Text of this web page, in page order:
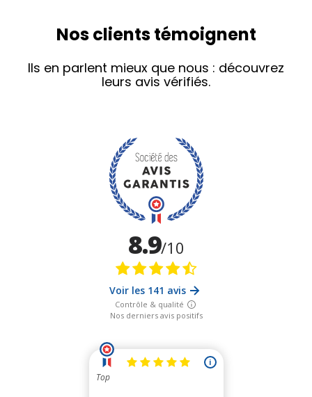
Nos clients témoignent
Ils en parlent mieux que nous : découvrez
leurs avis vérifiés.